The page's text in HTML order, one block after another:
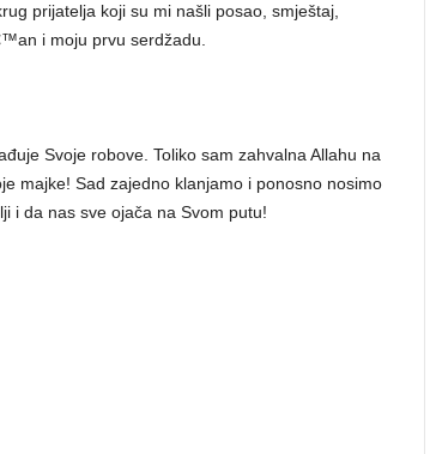
prijatelja koji su mi našli posao, smještaj,
i moju prvu serdžadu.
Svoje robove. Toliko sam zahvalna Allahu na
majke! Sad zajedno klanjamo i ponosno nosimo
i da nas sve ojača na Svom putu!